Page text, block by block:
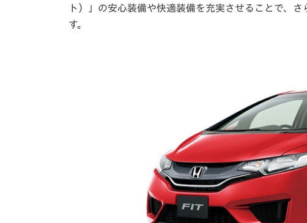
ト）」の安心装備や快適装備を充実させることで、
す。